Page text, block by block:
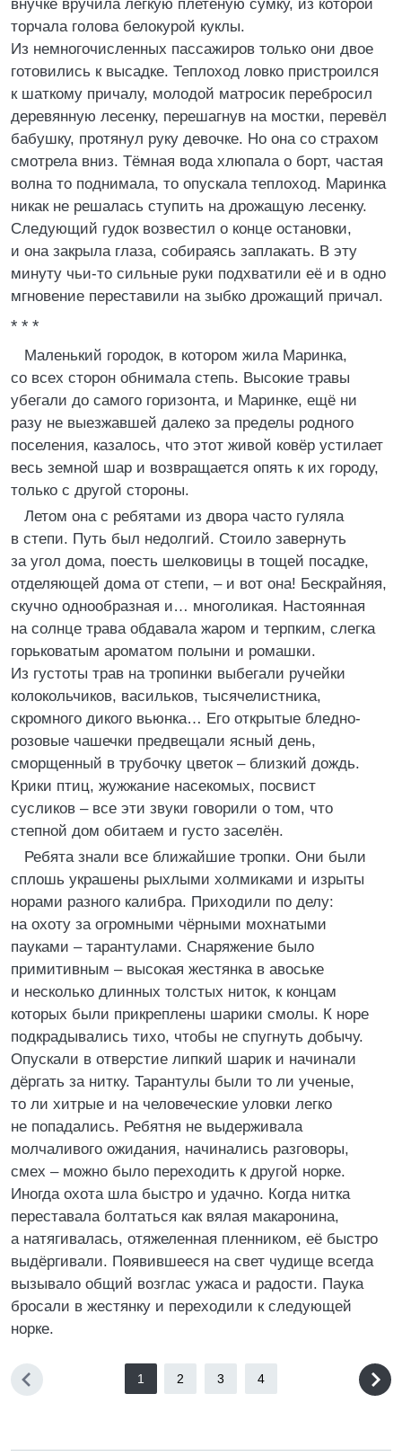
внучке вручила лёгкую плетёную сумку, из которой
торчала голова белокурой куклы.
Из немногочисленных пассажиров только они двое
готовились к высадке. Теплоход ловко пристроился
к шаткому причалу, молодой матросик перебросил
деревянную лесенку, перешагнув на мостки, перевёл
бабушку, протянул руку девочке. Но она со страхом
смотрела вниз. Тёмная вода хлюпала о борт, частая
волна то поднимала, то опускала теплоход. Маринка
никак не решалась ступить на дрожащую лесенку.
Следующий гудок возвестил о конце остановки,
и она закрыла глаза, собираясь заплакать. В эту
минуту чьи-то сильные руки подхватили её и в одно
мгновение переставили на зыбко дрожащий причал.
* * *
Маленький городок, в котором жила Маринка,
со всех сторон обнимала степь. Высокие травы
убегали до самого горизонта, и Маринке, ещё ни
разу не выезжавшей далеко за пределы родного
поселения, казалось, что этот живой ковёр устилает
весь земной шар и возвращается опять к их городу,
только с другой стороны.
Летом она с ребятами из двора часто гуляла
в степи. Путь был недолгий. Стоило завернуть
за угол дома, поесть шелковицы в тощей посадке,
отделяющей дома от степи, – и вот она! Бескрайняя,
скучно однообразная и… многоликая. Настоянная
на солнце трава обдавала жаром и терпким, слегка
горьковатым ароматом полыни и ромашки.
Из густоты трав на тропинки выбегали ручейки
колокольчиков, васильков, тысячелистника,
скромного дикого вьюнка… Его открытые бледно-
розовые чашечки предвещали ясный день,
сморщенный в трубочку цветок – близкий дождь.
Крики птиц, жужжание насекомых, посвист
сусликов – все эти звуки говорили о том, что
степной дом обитаем и густо заселён.
Ребята знали все ближайшие тропки. Они были
сплошь украшены рыхлыми холмиками и изрыты
норами разного калибра. Приходили по делу:
на охоту за огромными чёрными мохнатыми
пауками – тарантулами. Снаряжение было
примитивным – высокая жестянка в авоське
и несколько длинных толстых ниток, к концам
которых были прикреплены шарики смолы. К норе
подкрадывались тихо, чтобы не спугнуть добычу.
Опускали в отверстие липкий шарик и начинали
дёргать за нитку. Тарантулы были то ли ученые,
то ли хитрые и на человеческие уловки легко
не попадались. Ребятня не выдерживала
молчаливого ожидания, начинались разговоры,
смех – можно было переходить к другой норке.
Иногда охота шла быстро и удачно. Когда нитка
переставала болтаться как вялая макаронина,
а натягивалась, отяжеленная пленником, её быстро
выдёргивали. Появившееся на свет чудище всегда
вызывало общий возглас ужаса и радости. Паука
бросали в жестянку и переходили к следующей
норке.
1 2 3 4